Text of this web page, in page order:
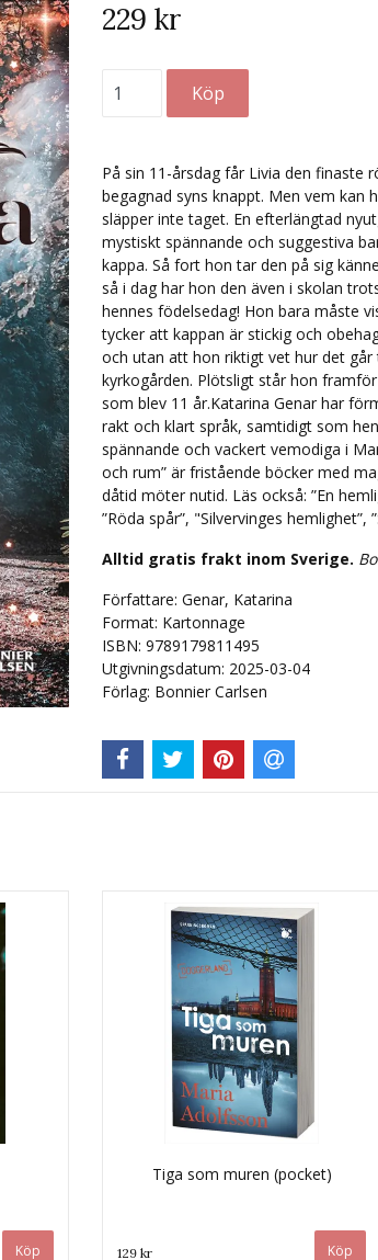
229 kr
På sin 11-årsdag får Livia den finaste
begagnad syns knappt. Men vem kan
släpper inte taget. En efterlängtad
mystiskt spännande och suggestiva
kappa. Så fort hon tar den på sig
så i dag har hon den även i skolan
hennes födelsedag! Hon bara måste
tycker att kappan är stickig och
och utan att hon riktigt vet hur det
kyrkogården. Plötsligt står hon
som blev 11 år.Katarina Genar har
rakt och klart språk, samtidigt som
spännande och vackert vemodiga i
och rum” är fristående böcker med
dåtid möter nutid. Läs också: ”En
”Röda spår”, "Silvervinges hemlighet”,
Alltid gratis frakt inom Sverige.
Författare: Genar, Katarina
Format: Kartonnage
ISBN: 9789179811495
Utgivningsdatum: 2025-03-04
Förlag: Bonnier Carlsen
Tiga som muren (pocket)
129 kr